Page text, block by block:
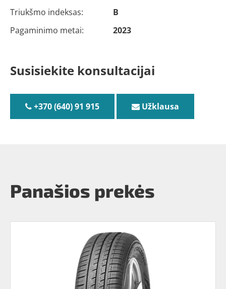
Triukšmo indeksas:
B
Pagaminimo metai:
2023
Susisiekite konsultacijai
+370 (640) 91 915 Užklausa
Panašios prekės